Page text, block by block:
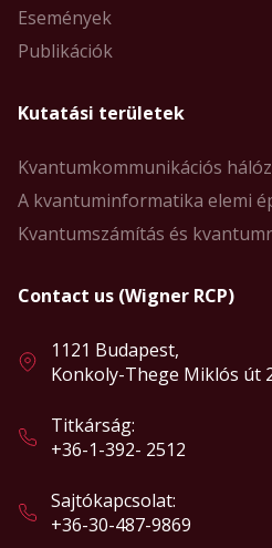
Események
Publikációk
Kutatási területek
Kvantumkommunikációs
A kvantuminformatika elemi
Kvantumszámítás és
Contact us (Wigner RCP)
1121 Budapest,
Konkoly-Thege Miklós út
Titkárság:
+36-1-392- 2512
Sajtókapcsolat:
+36-30-487-9869